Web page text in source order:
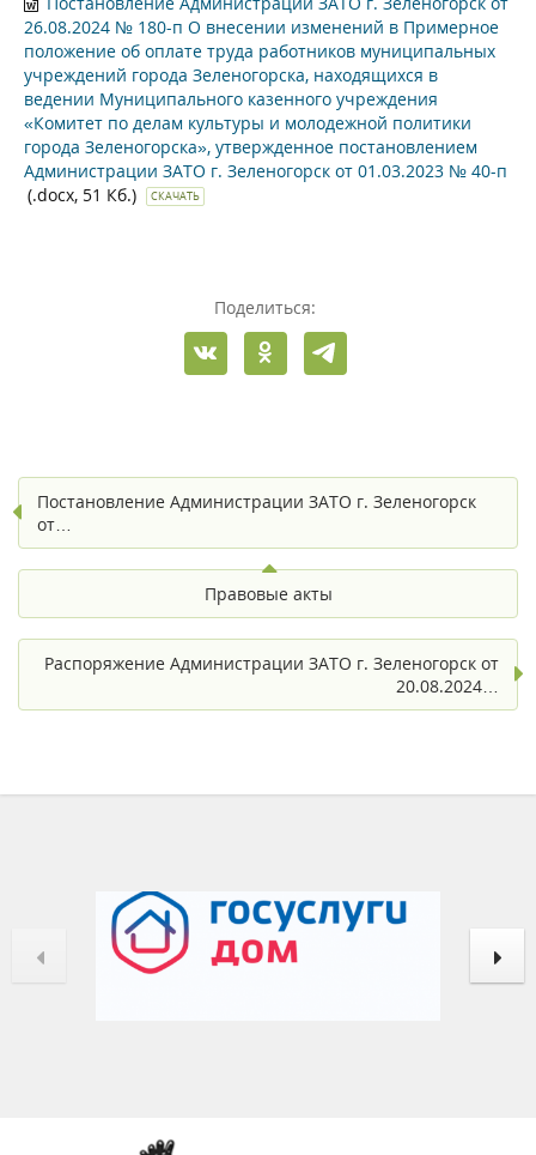
26.08.2024 № 180-п О внесении изменений в Примерное
положение об оплате труда работников муниципальных
учреждений города Зеленогорска, находящихся в
ведении Муниципального казенного учреждения
«Комитет по делам культуры и молодежной политики
города Зеленогорска», утвержденное постановлением
Администрации ЗАТО г. Зеленогорск от 01.03.2023 № 40-п
(.docx, 51 Кб.)
СКАЧАТЬ
Поделиться:
Постановление Администрации ЗАТО г. Зеленогорск
от…
Правовые акты
Распоряжение Администрации ЗАТО г. Зеленогорск от
20.08.2024…